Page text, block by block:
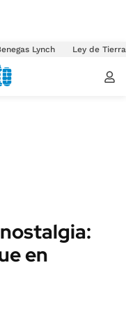
Lynch Ley de
en